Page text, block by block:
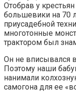
Отобрав у
большевики на 70
приусадебной
многотонные
трактором был
Он не вписывался
Поэтому наши
нанимали
самогона для ее